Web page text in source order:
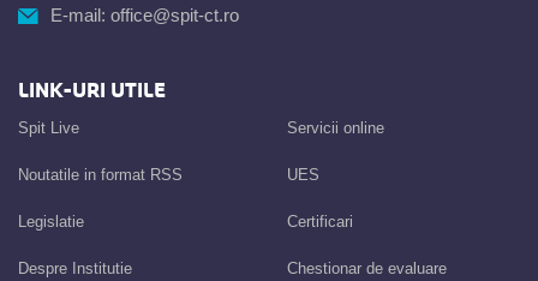
E-mail: office@spit-ct.ro
LINK-URI UTILE
Spit Live
Noutatile in format RSS
Legislatie
Despre Institutie
Servicii online
UES
Certificari
Chestionar de evaluare